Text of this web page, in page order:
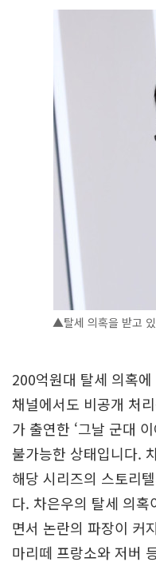
▲탈세 의혹을 받고
200억원대 탈세 의혹
채널에서도 비공개 처
가 출연한 ‘그날 군대
불가능한 상태입니다.
해당 시리즈의 스토리
다. 차은우의 탈세 의
면서 논란의 파장이 커
마리떼 프랑소와 저버